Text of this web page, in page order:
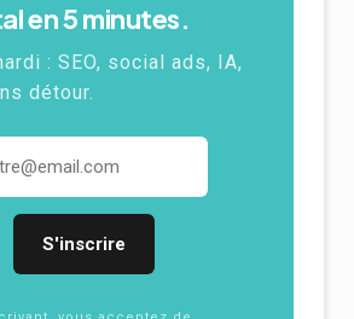
en 5 minutes.
: SEO, social ads, IA,
détour.